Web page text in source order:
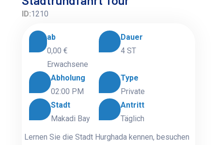
ID:1210
ab
0,00 €
Erwachsene
Dauer
4 ST
Abholung
02:00 PM
Type
Private
Stadt
Makadi Bay
Antritt
Täglich
Lernen Sie die Stadt Hurghada kennen, besuchen